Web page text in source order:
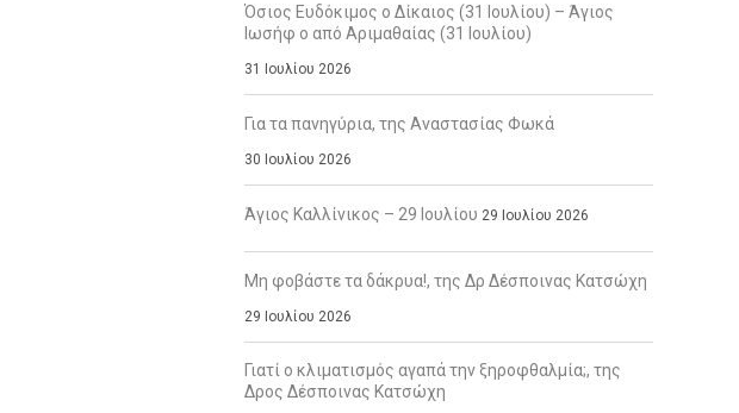
Όσιος Ευδόκιμος ο Δίκαιος (31 Ιουλίου) – Άγιος
Ιωσήφ ο από Αριμαθαίας (31 Ιουλίου)
31 Ιουλίου 2026
Για τα πανηγύρια, της Αναστασίας Φωκά
30 Ιουλίου 2026
Άγιος Καλλίνικος – 29 Ιουλίου 29 Ιουλίου 2026
Μη φοβάστε τα δάκρυα!, της Δρ Δέσποινας Κατσώχη
29 Ιουλίου 2026
Γιατί ο κλιματισμός αγαπά την ξηροφθαλμία;, της
Δρος Δέσποινας Κατσώχη